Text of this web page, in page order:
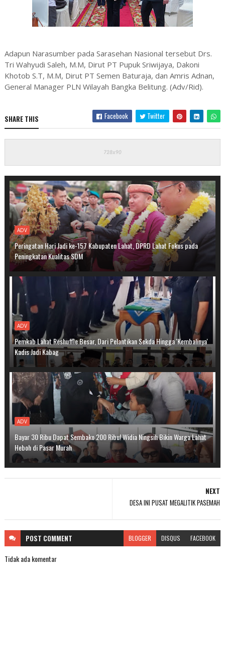
Adapun Narasumber pada Sarasehan Nasional tersebut Drs.
Tri Wahyudi Saleh, M.M, Dirut PT Pupuk Sriwijaya, Dakoni
Khotob S.T, M.M, Dirut PT Semen Baturaja, dan Amris Adnan,
General Manager PLN Wilayah Bangka Belitung. (Adv/Rid).
SHARE THIS Facebook Twitter
ADV
Peringatan Hari Jadi ke-157 Kabupaten Lahat, DPRD Lahat Fokus pada
Peningkatan Kualitas SDM
ADV
Pemkab Lahat Reshuffle Besar, Dari Pelantikan Sekda Hingga 'Kembalinya'
Kadis Jadi Kabag
ADV
Bayar 30 Ribu Dapat Sembako 200 Ribu! Widia Ningsih Bikin Warga Lahat
Heboh di Pasar Murah
NEXT
DESA INI PUSAT MEGALITIK PASEMAH
POST COMMENT BLOGGER DISQUS FACEBOOK
Tidak ada komentar